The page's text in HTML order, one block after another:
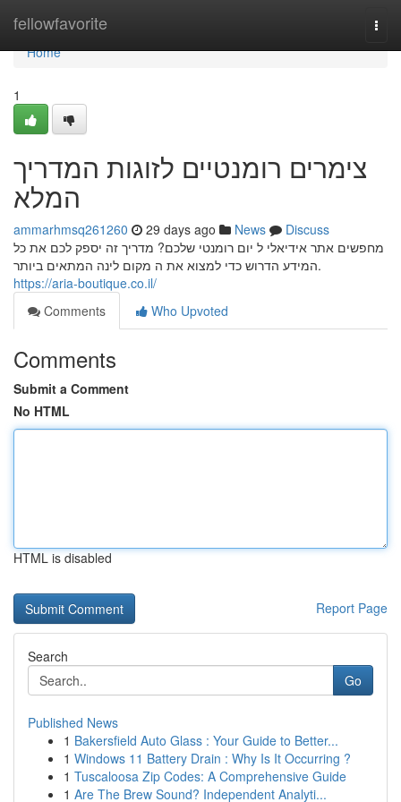
fellowfavorite
Home
Home
1
צימרים רומנטיים לזוגות המדריך
המלא
ammarhmsq261260 29 days ago News
Discuss
מחפשים אתר אידיאלי ל יום רומנטי שלכם? מדריך זה יספק לכם את כל
המידע הדרוש כדי למצוא את ה מקום לינה המתאים ביותר.
https://aria-boutique.co.il/
Comments
Who Upvoted
Comments
Submit a Comment
No HTML
HTML is disabled
Report Page
Search
Go
Published News
1 Bakersfield Auto Glass : Your Guide to Better...
1 Windows 11 Battery Drain : Why Is It Occurring ?
1 Tuscaloosa Zip Codes: A Comprehensive Guide
1 Are The Brew Sound? Independent Analyti...